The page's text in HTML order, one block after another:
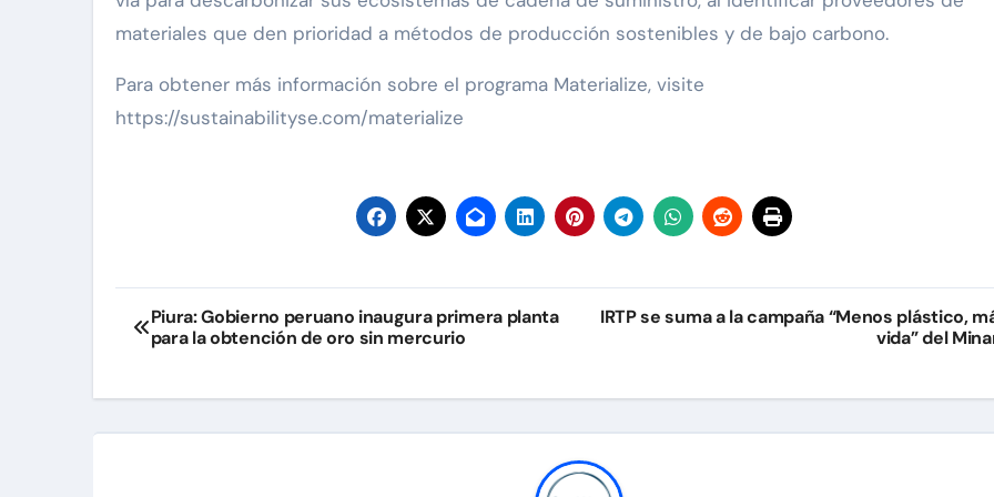
materiales que den prioridad a métodos de producción sostenibles y de bajo carbono.
Para obtener más información sobre el programa Materialize, visite
https://sustainabilityse.com/materialize
Navegación
de
entradas
Piura: Gobierno peruano inaugura primera planta
para la obtención de oro sin mercurio
IRTP se suma a la campaña “Menos plástico,
vida” del